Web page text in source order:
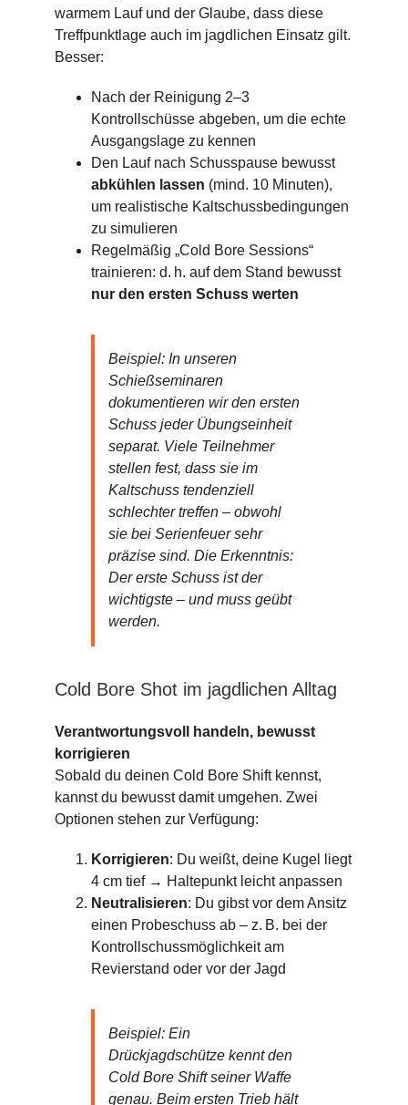
warmem Lauf und der Glaube, dass diese
Treffpunktlage auch im jagdlichen Einsatz gilt.
Besser:
Nach der Reinigung 2–3
Kontrollschüsse abgeben, um die echte
Ausgangslage zu kennen
Den Lauf nach Schusspause bewusst
abkühlen lassen (mind. 10 Minuten),
um realistische Kaltschussbedingungen
zu simulieren
Regelmäßig „Cold Bore Sessions“
trainieren: d. h. auf dem Stand bewusst
nur den ersten Schuss werten
Beispiel: In unseren
Schießseminaren
dokumentieren wir den ersten
Schuss jeder Übungseinheit
separat. Viele Teilnehmer
stellen fest, dass sie im
Kaltschuss tendenziell
schlechter treffen – obwohl
sie bei Serienfeuer sehr
präzise sind. Die Erkenntnis:
Der erste Schuss ist der
wichtigste – und muss geübt
werden.
Cold Bore Shot im jagdlichen Alltag
Verantwortungsvoll handeln, bewusst
korrigieren
Sobald du deinen Cold Bore Shift kennst,
kannst du bewusst damit umgehen. Zwei
Optionen stehen zur Verfügung:
Korrigieren: Du weißt, deine Kugel liegt
4 cm tief → Haltepunkt leicht anpassen
Neutralisieren: Du gibst vor dem Ansitz
einen Probeschuss ab – z. B. bei der
Kontrollschussmöglichkeit am
Revierstand oder vor der Jagd
Beispiel: Ein
Drückjagdschütze kennt den
Cold Bore Shift seiner Waffe
genau. Beim ersten Trieb hält